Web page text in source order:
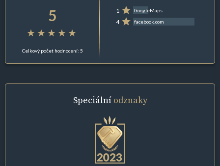
5
Celkový počet hodnocení: 5
1 GoogleMaps
4 facebook.com
Speciální odznaky